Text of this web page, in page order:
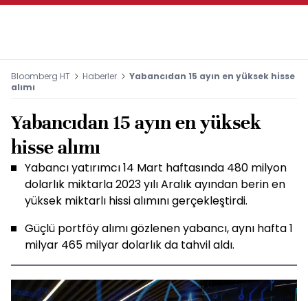
Bloomberg HT Haberler
Yabancıdan 15 ayın en yüksek hisse
alımı
Yabancıdan 15 ayın en yüksek
hisse alımı
Yabancı yatırımcı 14 Mart haftasında 480 milyon
dolarlık miktarla 2023 yılı Aralık ayından berin en
yüksek miktarlı hissi alımını gerçekleştirdi.
Güçlü portföy alımı gözlenen yabancı, aynı hafta 1
milyar 465 milyar dolarlık da tahvil aldı.